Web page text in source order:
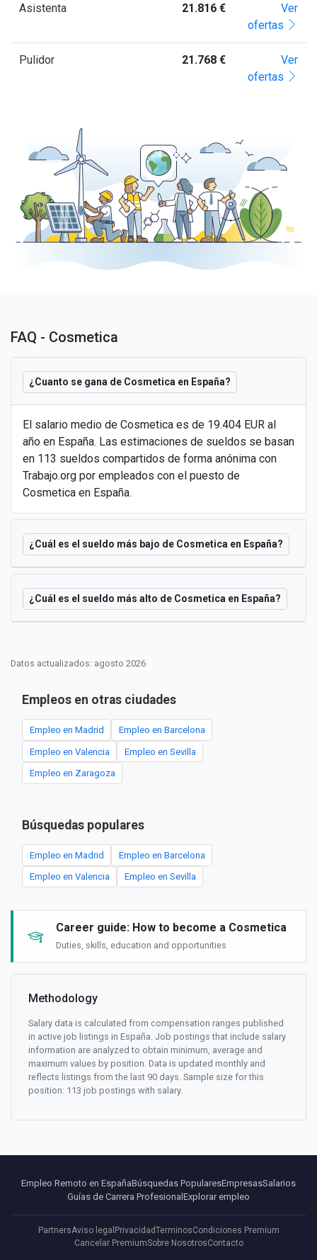
Asistenta 21.816 €
Ver
ofertas
Pulidor 21.768 €
Ver
ofertas
FAQ - Cosmetica
¿Cuanto se gana de Cosmetica en España?
El salario medio de Cosmetica es de 19.404 EUR al
año en España. Las estimaciones de sueldos se basan
en 113 sueldos compartidos de forma anónima con
Trabajo.org por empleados con el puesto de
Cosmetica en España.
¿Cuál es el sueldo más bajo de Cosmetica en España?
¿Cuál es el sueldo más alto de Cosmetica en España?
Datos actualizados: agosto 2026
Empleos en otras ciudades
Empleo en Madrid Empleo en Barcelona
Empleo en Valencia Empleo en Sevilla
Empleo en Zaragoza
Búsquedas populares
Empleo en Madrid Empleo en Barcelona
Empleo en Valencia Empleo en Sevilla
Career guide: How to become a Cosmetica
Duties, skills, education and opportunities
Methodology
Salary data is calculated from compensation ranges published
in active job listings in España. Job postings that include salary
information are analyzed to obtain minimum, average and
maximum values by position. Data is updated monthly and
reflects listings from the last 90 days. Sample size for this
position: 113 job postings with salary.
Empleo Remoto en EspañaBúsquedas PopularesEmpresasSalarios
Guías de Carrera Profesional Explorar empleo
PartnersAviso legal PrivacidadTerminosCondiciones Premium
Cancelar PremiumSobre NosotrosContacto